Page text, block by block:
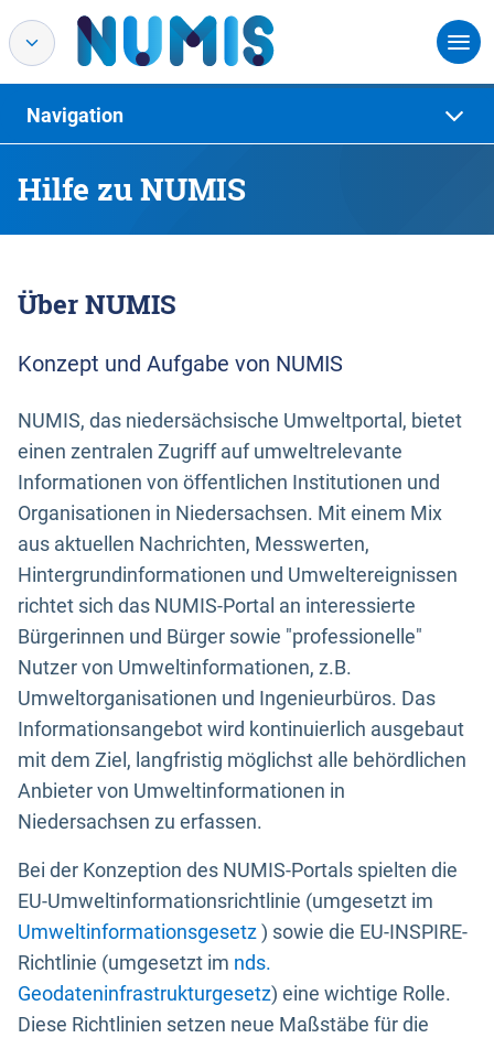
Hilfe zu NUMIS
Navigation
Über NUMIS
Konzept und Aufgabe von NUMIS
NUMIS, das niedersächsische Umweltportal, bietet
einen zentralen Zugriff auf umweltrelevante
Informationen von öffentlichen Institutionen und
Organisationen in Niedersachsen. Mit einem Mix
aus aktuellen Nachrichten, Messwerten,
Hintergrundinformationen und Umweltereignissen
richtet sich das NUMIS-Portal an interessierte
Bürgerinnen und Bürger sowie "professionelle"
Nutzer von Umweltinformationen, z.B.
Umweltorganisationen und Ingenieurbüros. Das
Informationsangebot wird kontinuierlich ausgebaut
mit dem Ziel, langfristig möglichst alle behördlichen
Anbieter von Umweltinformationen in
Niedersachsen zu erfassen.
Bei der Konzeption des NUMIS-Portals spielten die
EU-Umweltinformationsrichtlinie (umgesetzt im
Umweltinformationsgesetz) sowie die EU-INSPIRE-
Richtlinie (umgesetzt im nds.
Geodateninfrastrukturgesetz) eine wichtige Rolle.
Diese Richtlinien setzen neue Maßstäbe für die